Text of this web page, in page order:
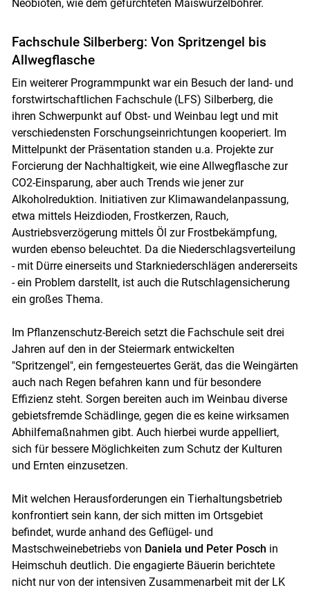
Neobioten, wie dem gefürchteten Maiswurzelbohrer.
Fachschule Silberberg: Von Spritzengel bis
Allwegflasche
Ein weiterer Programmpunkt war ein Besuch der land- und
forstwirtschaftlichen Fachschule (LFS) Silberberg, die
ihren Schwerpunkt auf Obst- und Weinbau legt und mit
verschiedensten Forschungseinrichtungen kooperiert. Im
Mittelpunkt der Präsentation standen u.a. Projekte zur
Forcierung der Nachhaltigkeit, wie eine Allwegflasche zur
CO2-Einsparung, aber auch Trends wie jener zur
Alkoholreduktion. Initiativen zur Klimawandelanpassung,
etwa mittels Heizdioden, Frostkerzen, Rauch,
Austriebsverzögerung mittels Öl zur Frostbekämpfung,
wurden ebenso beleuchtet. Da die Niederschlagsverteilung
- mit Dürre einerseits und Starkniederschlägen andererseits
- ein Problem darstellt, ist auch die Rutschlagensicherung
ein großes Thema.
Im Pflanzenschutz-Bereich setzt die Fachschule seit drei
Jahren auf den in der Steiermark entwickelten
"Spritzengel", ein ferngesteuertes Gerät, das die Weingärten
auch nach Regen befahren kann und für besondere
Effizienz steht. Sorgen bereiten auch im Weinbau diverse
gebietsfremde Schädlinge, gegen die es keine wirksamen
Abhilfemaßnahmen gibt. Auch hierbei wurde appelliert,
sich für bessere Möglichkeiten zum Schutz der Kulturen
und Ernten einzusetzen.
Mit welchen Herausforderungen ein Tierhaltungsbetrieb
konfrontiert sein kann, der sich mitten im Ortsgebiet
befindet, wurde anhand des Geflügel- und
Mastschweinebetriebs von Daniela und Peter Posch in
Heimschuh deutlich. Die engagierte Bäuerin berichtete
nicht nur von der intensiven Zusammenarbeit mit der LK